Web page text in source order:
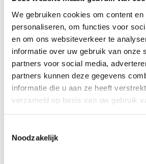
We gebruiken cookies om content
personaliseren, om functies voor
en om ons websiteverkeer te
informatie over uw gebruik van onze
partners voor social media,
partners kunnen deze gegevens
informatie die u aan ze heeft
verzameld op basis van uw gebruik
Noodzakelijk
Den Bosch Vught Veghel Roermond
Eindhoven Nistelrode Breda
Udenhout Bavel Dongen
Den Helder Gorredijk Franeker
Leeuwarden Haren
Enter Amersfoort Nijmegen
Sliedrecht Oud-Beijerland
John Miller Ledub R2